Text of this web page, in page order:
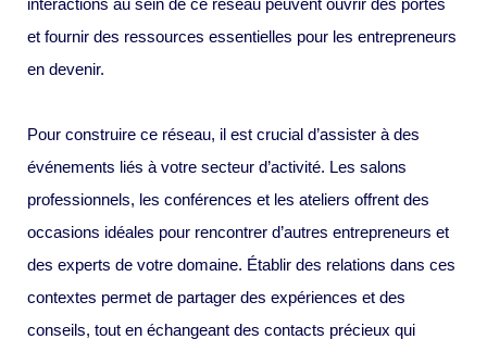
interactions au sein de ce réseau peuvent ouvrir des portes
et fournir des ressources essentielles pour les entrepreneurs
en devenir.
Pour construire ce réseau, il est crucial d’assister à des
événements liés à votre secteur d’activité. Les salons
professionnels, les conférences et les ateliers offrent des
occasions idéales pour rencontrer d’autres entrepreneurs et
des experts de votre domaine. Établir des relations dans ces
contextes permet de partager des expériences et des
conseils, tout en échangeant des contacts précieux qui